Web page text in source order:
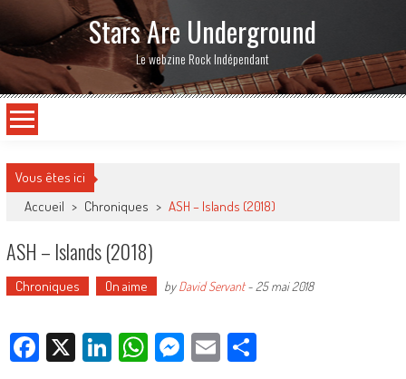
Stars Are Underground
Le webzine Rock Indépendant
Vous êtes ici
Accueil > Chroniques > ASH – Islands (2018)
ASH – Islands (2018)
Chroniques On aime byDavid Servant- 25 mai 2018
Facebook
X LinkedIn
WhatsApp
Messenger
EmailPartager